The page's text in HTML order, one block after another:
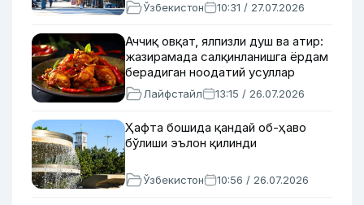
Ўзбекистон 10:31 / 27.07.2026
Аччиқ овқат, ялпизли душ ва атир:
жазирамада салқинланишга ёрдам
берадиган ноодатий усуллар
Лайфстайл 13:15 / 26.07.2026
Ҳафта бошида қандай об-ҳаво
бўлиши эълон қилинди
Ўзбекистон 10:56 / 26.07.2026